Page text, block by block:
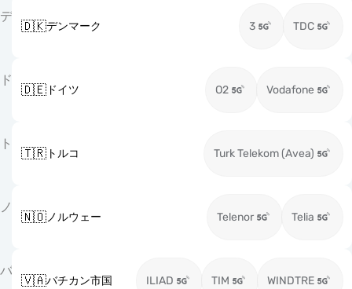
デ
🇩🇰デンマーク 3 TDC
ド
🇩🇪ドイツ O2 Vodafone
ト
🇹🇷トルコ Turk Telekom (Avea)
ノ
🇳🇴ノルウェー Telenor Telia
バ
🇻🇦バチカン市国 ILIAD TIM WINDTRE